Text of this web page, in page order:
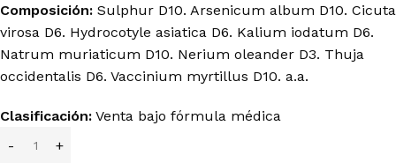
Composición: Sulphur D10. Arsenicum album D10. Cicuta
virosa D6. Hydrocotyle asiatica D6. Kalium iodatum D6.
Natrum muriaticum D10. Nerium oleander D3. Thuja
occidentalis D6. Vaccinium myrtillus D10. a.a.
Clasificación: Venta bajo fórmula médica